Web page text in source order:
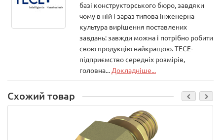
базі конструкторського бюро, завдяки
чому в ній і зараз типова інженерна
культура вирішення поставлених
завдань: завжди можна і потрібно робити
свою продукцію найкращою. ТЕСЕ-
підприємство середніх розмірів,
головна... Докладніше...
Схожий товар